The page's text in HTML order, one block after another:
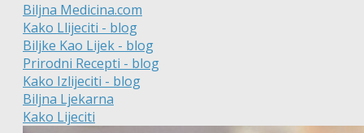
Biljna Medicina.com
Kako Llijeciti - blog
Biljke Kao Lijek - blog
Prirodni Recepti - blog
Kako Izlijeciti - blog
Biljna Ljekarna
Kako Lijeciti